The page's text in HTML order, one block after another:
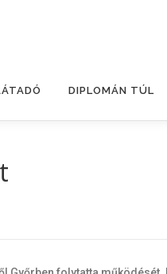
DIPLOMÁN TÚL